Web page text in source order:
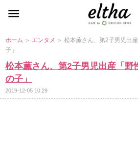
ホーム ＞ エンタメ ＞ 松本薫さん、第2子男児出
子」
松本薫さん、第2子男児出産「野
の子」
2019-12-05 10:29